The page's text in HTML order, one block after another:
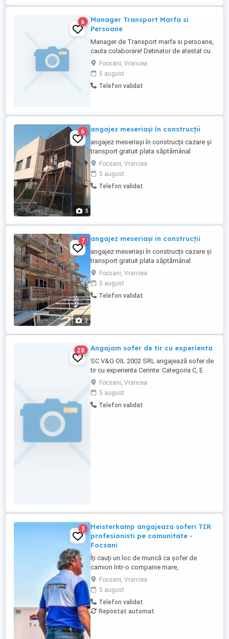
6
Manager Transport Marfa si
Persoane
Manager de Transport marfa si persoane,
cauta colaborare! Detinator de atestat cu
peste 10 ani de experiență, ofera prestări
servicii ca manager in județul Vrancea si
imprejurimi! Informatii la telefon sau
WhatsApp!
Focsani, Vrancea
5 august
Telefon validat
3
6 angajez meseriași în construcții
angajez meseriași în construcții cazare și
transport gratuit plata săptămânal
posibilitatea de a da și la mp nr contact
Focsani, Vrancea
5 august
Telefon validat
2
7 angajez meseriași in construcții
angajez meseriași în construcții cazare și
transport gratuit plata săptămânal
posibilitatea de a da și la mp nr contact
Focsani, Vrancea
5 august
Telefon validat
28 Angajam sofer de tir cu experienta
SC V&G OIL 2002 SRL angajează sofer de
tir cu experienta Cerinte: Categoria C, E
Atestat profesional si card tahograf
valabile Oferim: Salariu motivant, contract
de munca pe perioada nedeterminata si
mediu de lucru stabil. ...
Focsani, Vrancea
5 august
Telefon validat
3
Heisterkamp angajeaza soferi TIR
profesionisti pe comunitate -
Focsani
Îți cauți un loc de muncă ca șofer de
camion într-o companie mare,
internațională și stabilă? Atunci vino în
echipa Heisterkamp! Angajăm șoferi cu
sau fără experiență și echipaje pentru
transport internațional. Beneficii: training
de inițiere la începutul activității în cadrul
Focsani, Vrancea
5 august
Telefon validat
Repostat automat